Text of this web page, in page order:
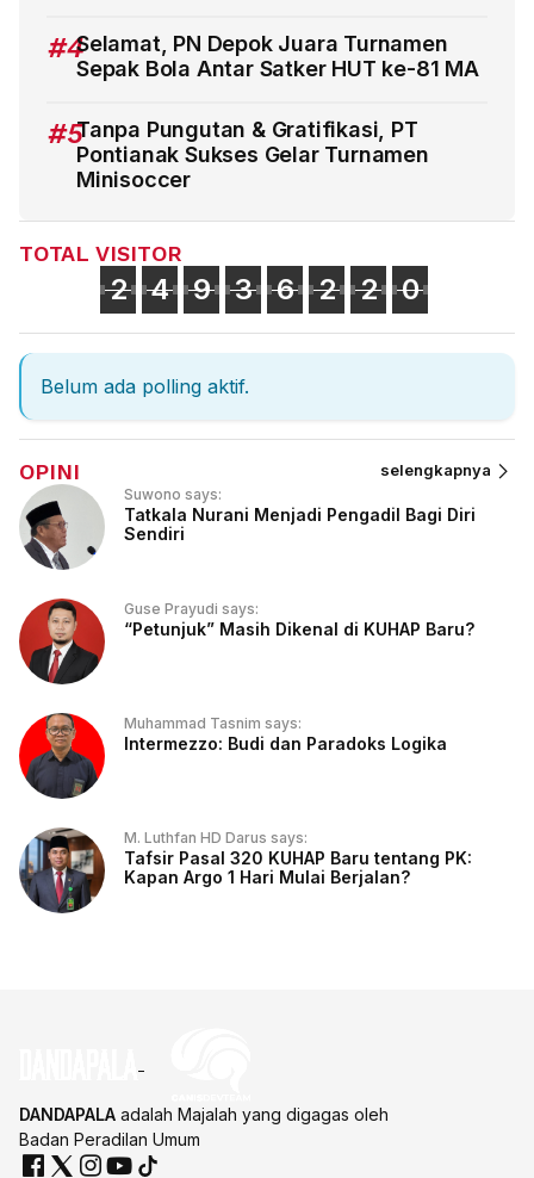
#4Selamat, PN Depok Juara Turnamen
Sepak Bola Antar Satker HUT ke-81 MA
#5Tanpa Pungutan & Gratifikasi, PT
Pontianak Sukses Gelar Turnamen
Minisoccer
TOTAL VISITOR
2 4 9 3 6 2 2 0
Belum ada polling aktif.
OPINI selengkapnya
Suwono says:
Tatkala Nurani Menjadi Pengadil Bagi Diri
Sendiri
Guse Prayudi says:
“Petunjuk” Masih Dikenal di KUHAP Baru?
Muhammad Tasnim says:
Intermezzo: Budi dan Paradoks Logika
M. Luthfan HD Darus says:
Tafsir Pasal 320 KUHAP Baru tentang PK:
Kapan Argo 1 Hari Mulai Berjalan?
DANDAPALA adalah Majalah yang digagas oleh
Badan Peradilan Umum